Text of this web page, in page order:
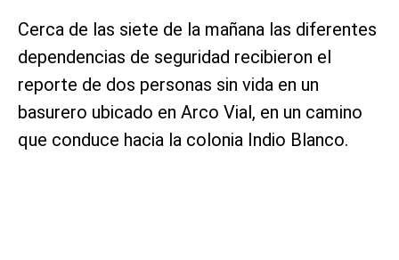
Cerca de las siete de la mañana las diferentes
dependencias de seguridad recibieron el
reporte de dos personas sin vida en un
basurero ubicado en Arco Vial, en un camino
que conduce hacia la colonia Indio Blanco.